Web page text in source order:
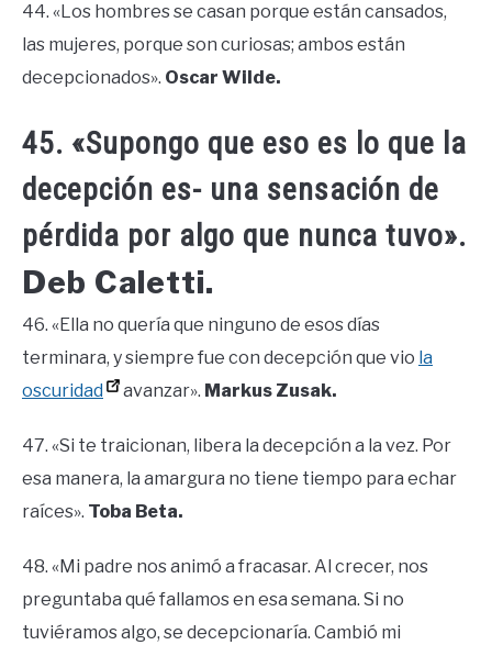
44. «Los hombres se casan porque están cansados,
las mujeres, porque son curiosas; ambos están
decepcionados». Oscar Wilde.
45. «Supongo que eso es lo que la
decepción es- una sensación de
pérdida por algo que nunca tuvo».
Deb Caletti.
46. «Ella no quería que ninguno de esos días
terminara, y siempre fue con decepción que vio la
oscuridad
avanzar». Markus Zusak.
47. «Si te traicionan, libera la decepción a la vez. Por
esa manera, la amargura no tiene tiempo para echar
raíces». Toba Beta.
48. «Mi padre nos animó a fracasar. Al crecer, nos
preguntaba qué fallamos en esa semana. Si no
tuviéramos algo, se decepcionaría. Cambió mi